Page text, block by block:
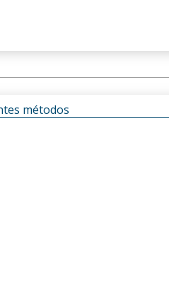
métodos